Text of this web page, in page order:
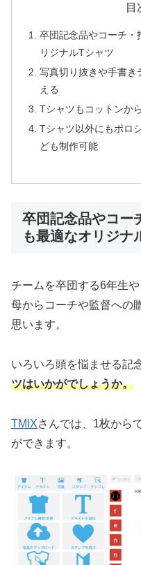
目
卒団記念品やコーチ・
リジナルTシャツ
写真切り抜きや手書き
える
Tシャツもコットンか
Tシャツ以外にもポロ
ども制作可能
卒団記念品やコー
も最適なオリジナ
チームを卒団する6年生
母からコーチや監督への
思います。
いろいろ頭を悩ませる記
ツはいかがでしょうか。
TMIXさんでは、1枚から
ができます。